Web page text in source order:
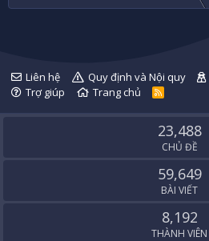
Liên hệ Quy định và Nội quy
Trợ giúp
Trang chủ
R
S
23,488
CHỦ ĐỀ
59,649
BÀI VIẾT
8,192
THÀNH VIÊN